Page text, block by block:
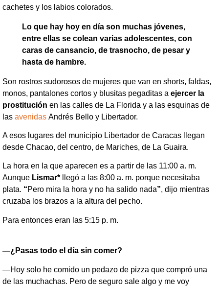
cachetes y los labios colorados.
Lo que hay hoy en día son muchas jóvenes,
entre ellas se colean varias adolescentes, con
caras de cansancio, de trasnocho, de pesar y
hasta de hambre.
Son rostros sudorosos de mujeres que van en shorts, faldas,
monos, pantalones cortos y blusitas pegaditas a ejercer la
prostitución en las calles de La Florida y a las esquinas de
las avenidas Andrés Bello y Libertador.
A esos lugares del municipio Libertador de Caracas llegan
desde Chacao, del centro, de Mariches, de La Guaira.
La hora en la que aparecen es a partir de las 11:00 a. m.
Aunque Lismar* llegó a las 8:00 a. m. porque necesitaba
plata. “Pero mira la hora y no ha salido nada”, dijo mientras
cruzaba los brazos a la altura del pecho.
Para entonces eran las 5:15 p. m.
—¿Pasas todo el día sin comer?
—Hoy solo he comido un pedazo de pizza que compró una
de las muchachas. Pero de seguro sale algo y me voy